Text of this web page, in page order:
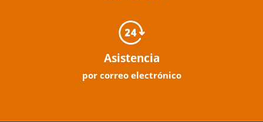
Asistencia
por correo electrónico